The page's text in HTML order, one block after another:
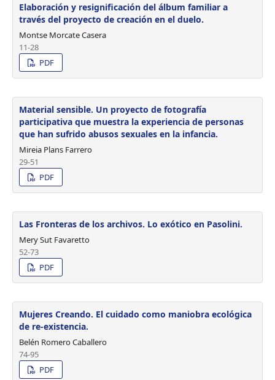
Elaboración y resignificación del álbum familiar a
través del proyecto de creación en el duelo.
Montse Morcate Casera
11-28
PDF
Material sensible. Un proyecto de fotografía
participativa que muestra la experiencia de personas
que han sufrido abusos sexuales en la infancia.
Mireia Plans Farrero
29-51
PDF
Las Fronteras de los archivos. Lo exótico en Pasolini.
Mery Sut Favaretto
52-73
PDF
Mujeres Creando. El cuidado como maniobra ecológica
de re-existencia.
Belén Romero Caballero
74-95
PDF